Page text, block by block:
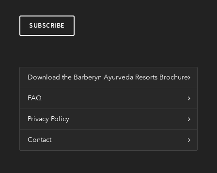
Download the Barberyn Ayurveda Resorts Brochure
FAQ
Privacy Policy
Contact